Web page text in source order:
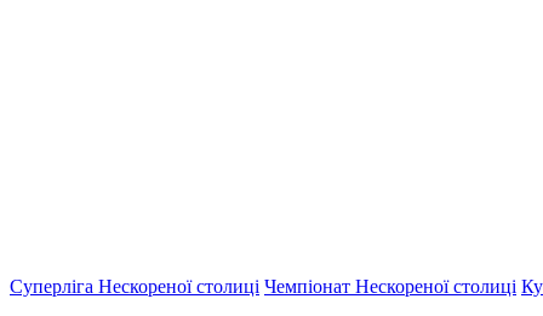
Суперліга Нескореної столиці Чемпіонат Нескореної столиці